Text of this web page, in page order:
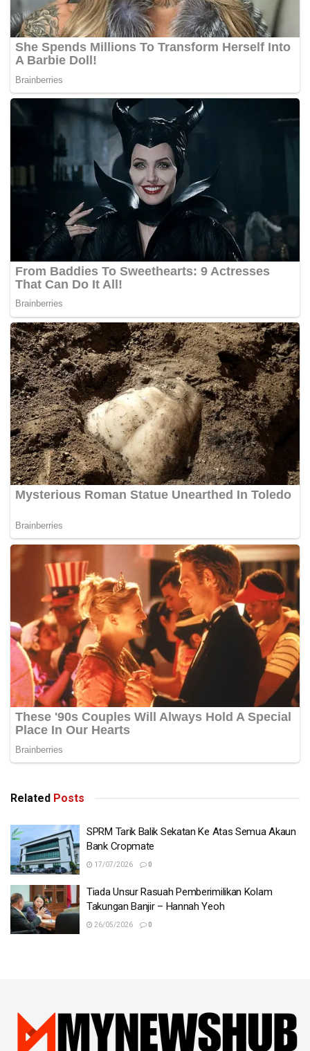
kesihatan individu terbabit,” katanya.
BHonline-
Related Posts
SPRM Tarik Balik Sekatan Ke Atas Semua Akaun
Bank Cropmate
17/07/2026 0
Tiada Unsur Rasuah Pemberimilikan Kolam
Takungan Banjir – Hannah Yeoh
26/05/2026 0